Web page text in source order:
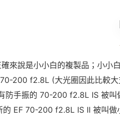
來說是小小白的複製品；小
200 f2.8L (大光圈因此比較
防手振的 70-200 f2.8L IS 被
的 EF 70-200 f2.8L IS II 被叫做